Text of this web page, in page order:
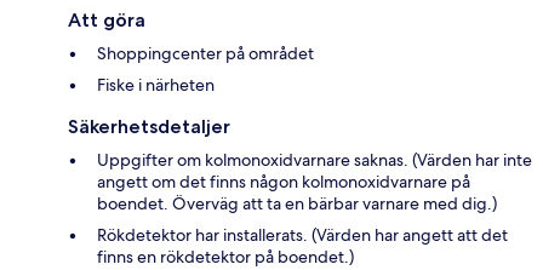
Att göra
Shoppingcenter på området
Fiske i närheten
Säkerhetsdetaljer
Uppgifter om kolmonoxidvarnare saknas. (Värden har inte
angett om det finns någon kolmonoxidvarnare på
boendet. Överväg att ta en bärbar varnare med dig.)
Rökdetektor har installerats. (Värden har angett att det
finns en rökdetektor på boendet.)